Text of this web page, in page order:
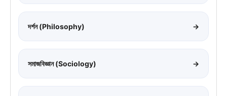
দর্শন (Philosophy) →
সমাজবিজ্ঞান (Sociology) →